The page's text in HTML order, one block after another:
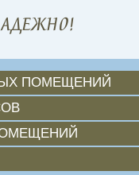
ПОМЕЩЕНИЙ